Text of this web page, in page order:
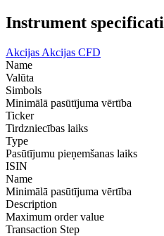
Instrument
Akcijas Akcijas CFD
Name
Valūta
Simbols
Minimālā pasūtījuma vērtība
Ticker
Tirdzniecības laiks
Type
Pasūtījumu pieņemšanas laiks
ISIN
Name
Minimālā pasūtījuma vērtība
Description
Maximum order value
Transaction Step